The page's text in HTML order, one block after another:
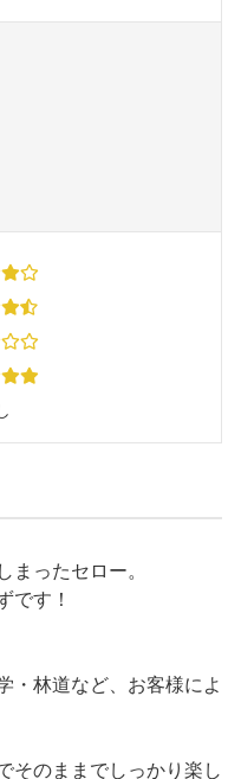
まったセロー。
です！
・林道など、お客様によ
そのままでしっかり楽し